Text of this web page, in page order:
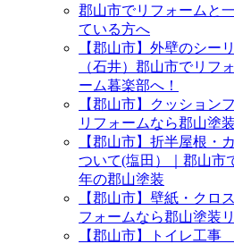
郡山市でリフォームと
ている方へ
【郡山市】外壁のシー
（石井）郡山市でリフ
ーム暮楽部へ！
【郡山市】クッショ
リフォームなら郡山塗
【郡山市】折半屋根・
ついて(塩田）｜郡山市
年の郡山塗装
【郡山市】壁紙・ク
フォームなら郡山塗装
【郡山市】トイレ工事